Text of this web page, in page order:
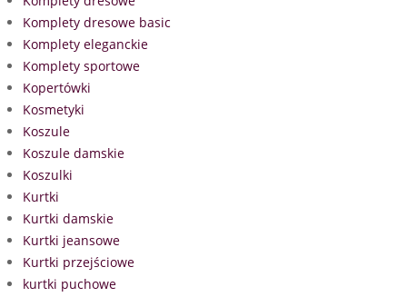
Komplety dresowe basic
Komplety eleganckie
Komplety sportowe
Kopertówki
Kosmetyki
Koszule
Koszule damskie
Koszulki
Kurtki
Kurtki damskie
Kurtki jeansowe
Kurtki przejściowe
kurtki puchowe